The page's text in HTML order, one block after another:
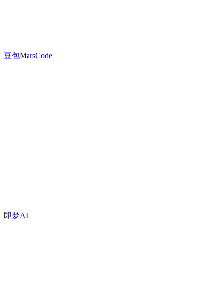
豆包MarsCode
即梦AI